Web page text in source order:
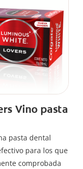
Vino pasta
pasta dental
para los que
comprobada